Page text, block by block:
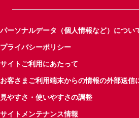
パーソナルデータ（個人情報など）につい
プライバシーポリシー
サイトご利用にあたって
お客さまご利用端末からの情報の外部送信
見やすさ・使いやすさの調整
サイトメンテナンス情報